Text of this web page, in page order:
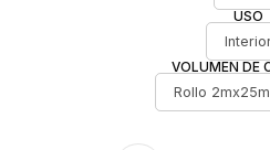
USO
VOLUMEN DE
Rollo